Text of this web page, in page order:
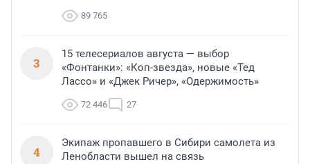
89 765
3
15 телесериалов августа — выбор
«Фонтанки»: «Коп-звезда», новые «Тед
Лассо» и «Джек Ричер», «Одержимость»
72 446 27
4
Экипаж пропавшего в Сибири самолета из
Ленобласти вышел на связь